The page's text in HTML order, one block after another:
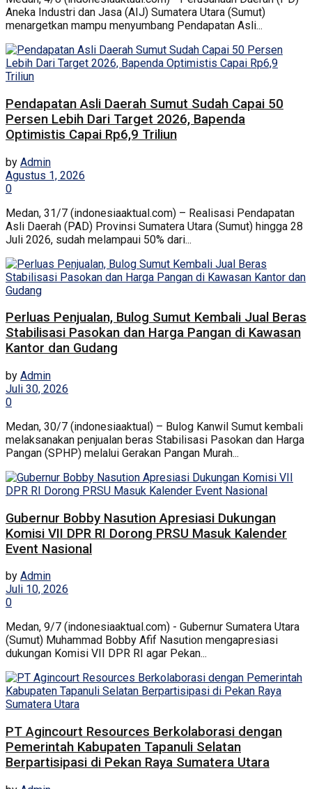
Aneka Industri dan Jasa (AIJ) Sumatera Utara (Sumut)
menargetkan mampu menyumbang Pendapatan Asli...
Pendapatan Asli Daerah Sumut Sudah Capai 50
Persen Lebih Dari Target 2026, Bapenda
Optimistis Capai Rp6,9 Triliun
by Admin
Agustus 1, 2026
0
Medan, 31/7 (indonesiaaktual.com) – Realisasi Pendapatan
Asli Daerah (PAD) Provinsi Sumatera Utara (Sumut) hingga 28
Juli 2026, sudah melampaui 50% dari...
Perluas Penjualan, Bulog Sumut Kembali Jual Beras
Stabilisasi Pasokan dan Harga Pangan di Kawasan
Kantor dan Gudang
by Admin
Juli 30, 2026
0
Medan, 30/7 (indonesiaaktual) – Bulog Kanwil Sumut kembali
melaksanakan penjualan beras Stabilisasi Pasokan dan Harga
Pangan (SPHP) melalui Gerakan Pangan Murah...
Gubernur Bobby Nasution Apresiasi Dukungan
Komisi VII DPR RI Dorong PRSU Masuk Kalender
Event Nasional
by Admin
Juli 10, 2026
0
Medan, 9/7 (indonesiaaktual.com) - Gubernur Sumatera Utara
(Sumut) Muhammad Bobby Afif Nasution mengapresiasi
dukungan Komisi VII DPR RI agar Pekan...
PT Agincourt Resources Berkolaborasi dengan
Pemerintah Kabupaten Tapanuli Selatan
Berpartisipasi di Pekan Raya Sumatera Utara